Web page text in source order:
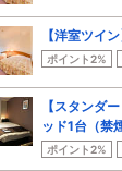
【洋室ツイ
ポイント2%
【スタンダ
ッド1台（禁
ポイント2%